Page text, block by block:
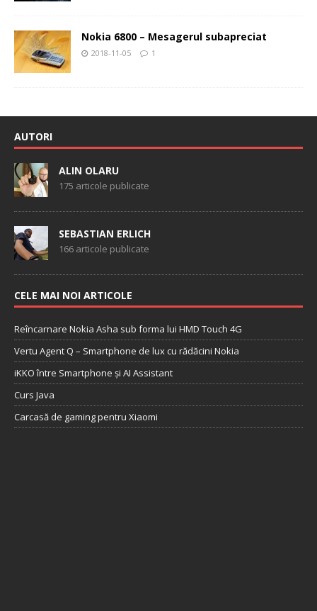
Nokia 6800 – Mesagerul subapreciat
2018-11-05 1
AUTORI
ALIN OLARU
175 articole publicate
SEBASTIAN ERLICH
166 articole publicate
CELE MAI NOI ARTICOLE
Reîncarnare Nokia Asha sub forma lui HMD Touch 4G
Vertu Agent Q – Smartphone de lux cu rădăcini Nokia
iKKO între Smartphone și AI Assistant
Curs Java
Carcasă de gaming pentru Xiaomi